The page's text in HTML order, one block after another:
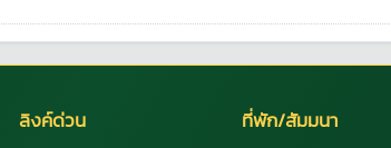
ลิงค์ด่วน ที่พัก/สัมมนา